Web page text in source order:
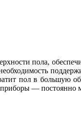
пола,
пол в большую
приборы —